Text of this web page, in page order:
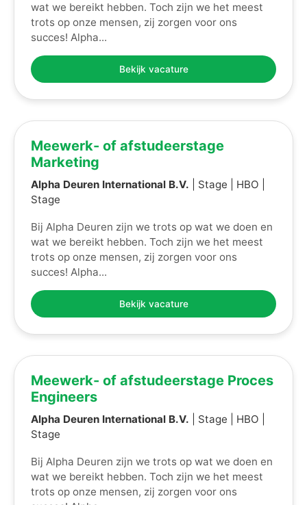
wat we bereikt hebben. Toch zijn we het meest
trots op onze mensen, zij zorgen voor ons
succes! Alpha...
Bekijk vacature
Meewerk- of afstudeerstage
Marketing
Alpha Deuren International B.V. | Stage | HBO |
Stage
Bij Alpha Deuren zijn we trots op wat we doen en
wat we bereikt hebben. Toch zijn we het meest
trots op onze mensen, zij zorgen voor ons
succes! Alpha...
Bekijk vacature
Meewerk- of afstudeerstage Proces
Engineers
Alpha Deuren International B.V. | Stage | HBO |
Stage
Bij Alpha Deuren zijn we trots op wat we doen en
wat we bereikt hebben. Toch zijn we het meest
trots op onze mensen, zij zorgen voor ons